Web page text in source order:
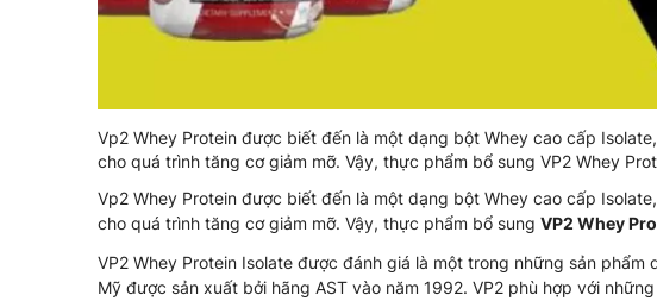
Vp2 Whey Protein được biết đến là một dạng bột Whey cao cấp
cho quá trình tăng cơ giảm mỡ. Vậy, thực phẩm bổ sung VP2 Whey
Vp2 Whey Protein được biết đến là một dạng bột Whey cao cấp
cho quá trình tăng cơ giảm mỡ. Vậy, thực phẩm bổ sung VP2 Whey
VP2 Whey Protein Isolate được đánh giá là một trong những sản phẩm
Mỹ được sản xuất bởi hãng AST vào năm 1992. VP2 phù hợp với